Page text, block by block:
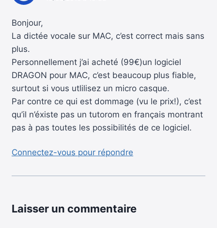
Bonjour,
La dictée vocale sur MAC, c’est correct mais sans
plus.
Personnellement j’ai acheté (99€)un logiciel
DRAGON pour MAC, c’est beaucoup plus fiable,
surtout si vous utlilisez un micro casque.
Par contre ce qui est dommage (vu le prix!), c’est
qu’il n’éxiste pas un tutorom en français montrant
pas à pas toutes les possibilités de ce logiciel.
Connectez-vous pour répondre
Laisser un commentaire